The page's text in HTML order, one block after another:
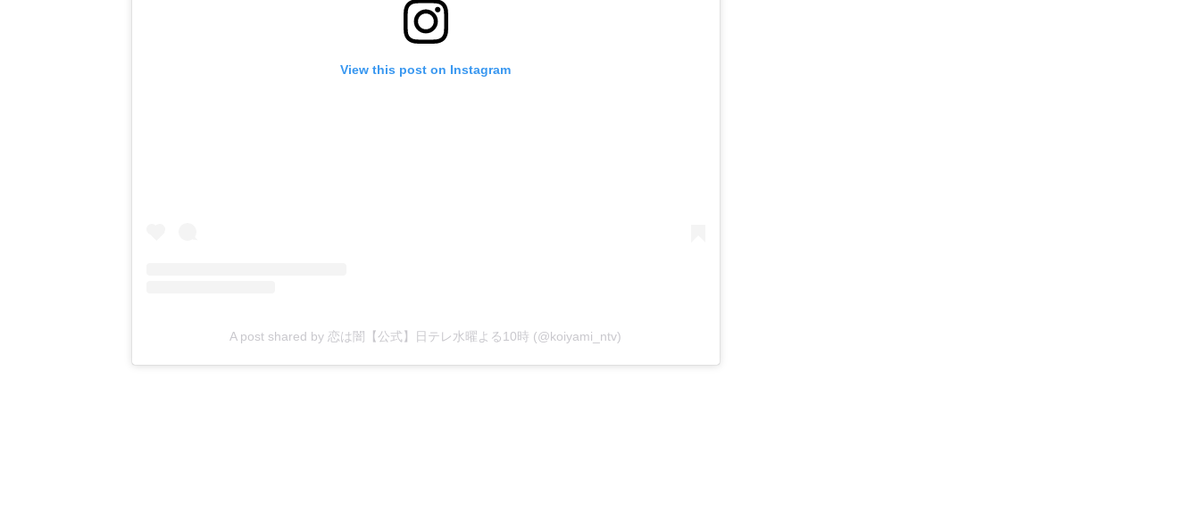
View this post on Instagram
A post shared by 恋は闇【公式】日テレ水曜よる10時 (@koiyami_ntv)